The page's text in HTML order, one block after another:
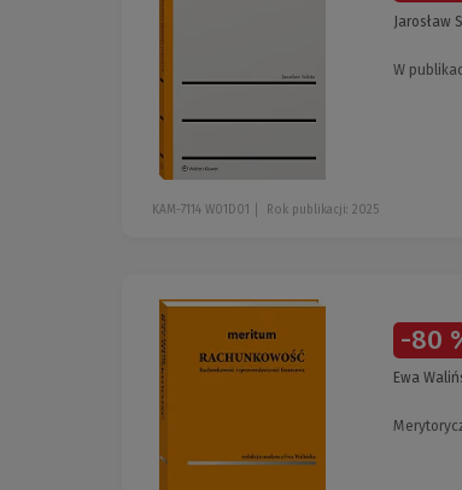
Jarosław
W
KAM-7114 W01D01 Rok publikacji: 2025
-80
Ewa